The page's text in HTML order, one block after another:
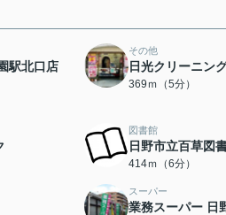
駅北口店
その他
日光クリーニン
369ｍ（5分）
図書館
日野市立百草図
414ｍ（6分）
スーパー
業務スーパー 日